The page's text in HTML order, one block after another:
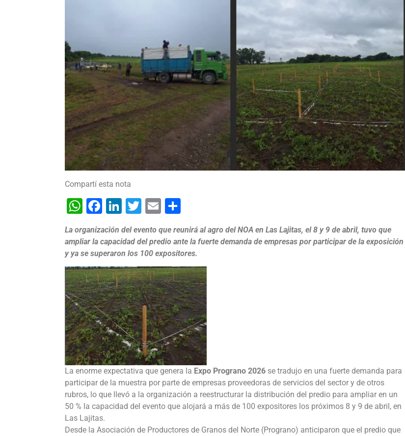
Compartí esta nota
WhatsApp
Facebook
LinkedIn
Twitter
Email
La organización del evento que reunirá al agro del NOA en Las Lajitas, el 8 y 9 de abril, tuvo que
ampliar la capacidad del predio ante la fuerte demanda de empresas por participar de la exposición
y ya se superaron los 100 expositores.
La enorme expectativa que genera la Expo Prograno 2026 se tradujo en una fuerte demanda para
participar de la muestra por parte de empresas proveedoras de servicios del sector y de otros
rubros, lo que llevó a la organización a reestructurar la distribución del predio para ampliar en un
50 % la capacidad del evento que alojará a más de 100 expositores los próximos 8 y 9 de abril, en
Las Lajitas.
Desde la Asociación de Productores de Granos del Norte (Prograno) anticiparon que el predio que